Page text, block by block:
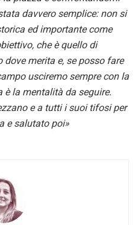
davvero semplice: non si
ed importante come
che è quello di
merita e, se posso fare
usciremo sempre con la
la mentalità da seguire.
e a tutti i suoi tifosi per
e salutato poi»